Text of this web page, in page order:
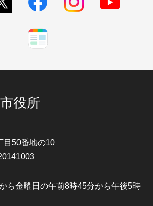
役所
目50番地の10
ら金曜日の午前8時45分から午後5時